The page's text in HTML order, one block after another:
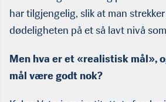
har tilgjengelig, slik at man
dødeligheten på et så lavt nivå
Men hva er et «realistisk mål»,
mål være godt nok?